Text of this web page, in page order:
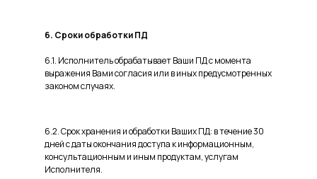
6. Сроки обработки ПД
6.1. Исполнитель обрабатывает Ваши ПД с момента
выражения Вами согласия или в иных предусмотренных
законом случаях.
6.2. Срок хранения и обработки Ваших ПД: в течение 30
дней с даты окончания доступа к информационным,
консультационным и иным продуктам, услугам
Исполнителя.